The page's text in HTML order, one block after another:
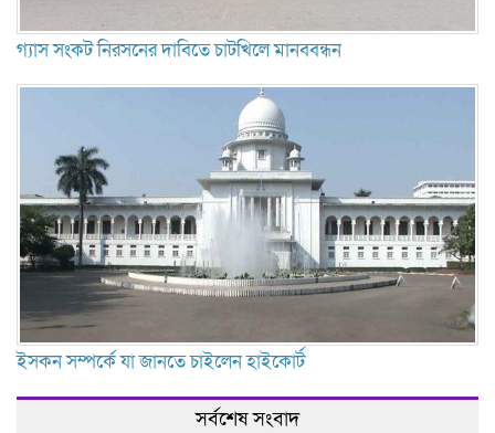
গ্যাস সংকট নিরসনের দাবিতে চাটখিলে মানববন্ধন
ইসকন সম্পর্কে যা জানতে চাইলেন হাইকোর্ট
সর্বশেষ সংবাদ